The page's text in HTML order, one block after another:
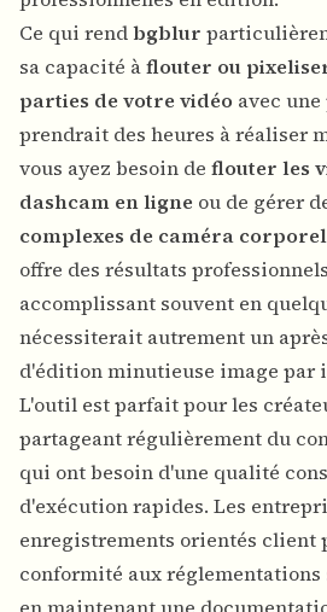
Ce qui rendbgblur
sa capacité àflouter ou
parties de votre vidéo avec
prendrait des heures à réaliser
vous ayez besoin de flouter les
dashcam en ligne ou de gérer
complexes de caméra
offre des résultats
accomplissant souvent en
nécessiterait autrement un
d'édition minutieuse image par
L'outil est parfait pour les
partageant régulièrement du
qui ont besoin d'une qualité
d'exécution rapides. Les
enregistrements orientés client
conformité aux